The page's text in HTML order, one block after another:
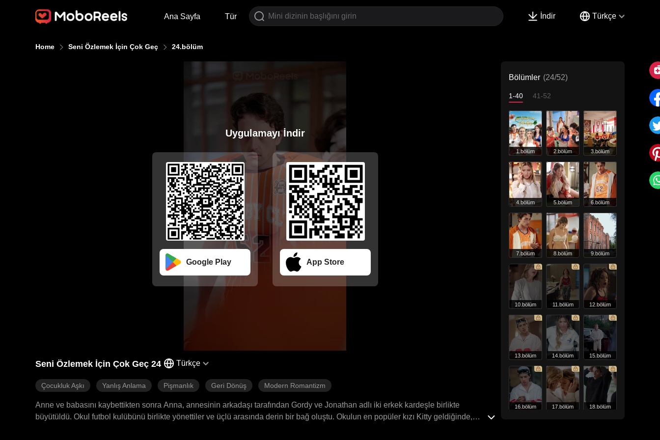
Ana Sayfa Tür İndir Türkçe
Home Seni Özlemek İçin Çok Geç 24.bölüm
Uygulamayı İndir
Google Play App Store
Seni Özlemek İçin Çok Geç 24 Türkçe
Çocukluk Aşkı Yanlış Anlama Pişmanlık Geri Dönüş Modern Romantizm
Anne ve babasını kaybettikten sonra Anna, annesinin arkadaşı tarafından Gordy ve Jonathan adlı iki erkek kardeşle birlikte
büyütüldü. Okul futbol kulübünü birlikte yönettiler ve üçlü arasında derin bir bağ oluştu. Okulun en popüler kızı Kitty geldiğinde,
Bölümler (24/52)
1-40 41-52
1.bölüm 2.bölüm 3.bölüm
4.bölüm 5.bölüm 6.bölüm
7.bölüm 8.bölüm 9.bölüm
10.bölüm 11.bölüm 12.bölüm
13.bölüm 14.bölüm 15.bölüm
16.bölüm 17.bölüm 18.bölüm